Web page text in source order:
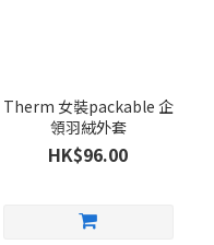
Therm 女裝packable 企
領羽絨外套
HK$96.00